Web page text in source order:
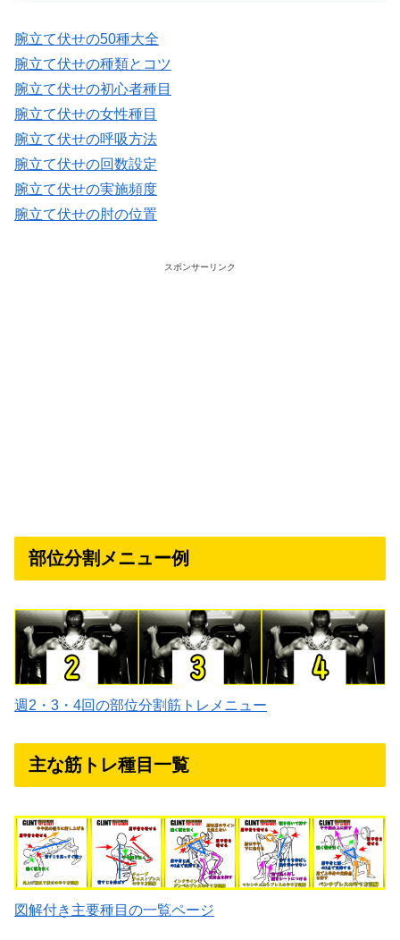
腕立て伏せの50種大全
腕立て伏せの種類とコツ
腕立て伏せの初心者種目
腕立て伏せの女性種目
腕立て伏せの呼吸方法
腕立て伏せの回数設定
腕立て伏せの実施頻度
腕立て伏せの肘の位置
スポンサーリンク
部位分割メニュー例
週2・3・4回の部位分割筋トレメニュー
主な筋トレ種目一覧
図解付き主要種目の一覧ページ